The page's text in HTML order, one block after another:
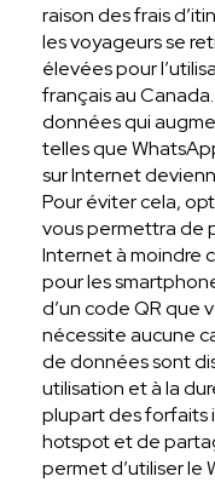
raison des frais
les voyageurs se
élevées pour
français au
données qui
telles que
sur Internet
Pour éviter cela,
vous permettra de
Internet à moindre
pour les
d’un code QR que
nécessite aucune
de données sont
utilisation et à la
plupart des forfaits
hotspot et de
permet d’utiliser le